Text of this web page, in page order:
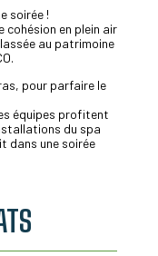
soirée !
en plein air
au patrimoine
pour parfaire le
équipes profitent
du spa
dans une soirée